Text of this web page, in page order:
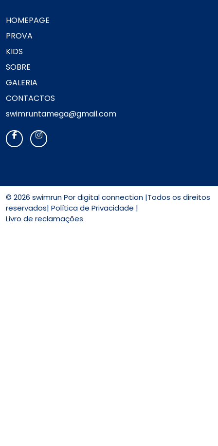
HOMEPAGE
PROVA
KIDS
SOBRE
GALERIA
CONTACTOS
swimruntamega@gmail.com
© 2026 swimrun Pordigital connection |Todos os direitos
reservados| Política de Privacidade |
Livro de reclamações